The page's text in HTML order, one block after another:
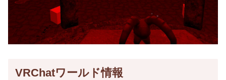
VRChatワールド情報